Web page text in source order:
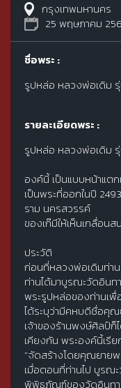
กรุงเทพมหานคร
25 พฤษภาคม
ชื่อพระ :
รูปหล่อ หลวงพ่อเดิม
รายละเอียดพระ :
รูปหล่อ หลวงพ่อเดิม
องค์นี้ เป็นแบบหน้าแ
เป็นพระที่ออกในปี
ราม นครสวรรค์
ของเก๊มีให้เห็นเกลื่อนส
ประวัติ
ก่อนที่หลวงพ่อเดิมท่า
ท่านได้มาบูรณะวัดอินท
พระรูปหล่อของท่านเ
ได้ระบุว่ามีคหบดีชื่อคุ
เจ้าของร้านพงษ์ศิลป์ก็
เคียงกัน พระองค์นี้เรี
"จัดสร้างโดยคุณยายพ
เมื่อตอนที่ท่านไป บูรณ
พิพิธภัณฑ์ของวัดอินทา